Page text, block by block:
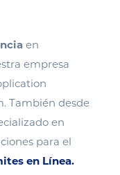
en
empresa
También desde
en
para el
en Línea.